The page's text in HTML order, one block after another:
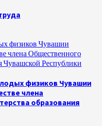
физиков Чувашии
члена Общественного
Чувашской Республики
физиков Чувашии
члена
образования